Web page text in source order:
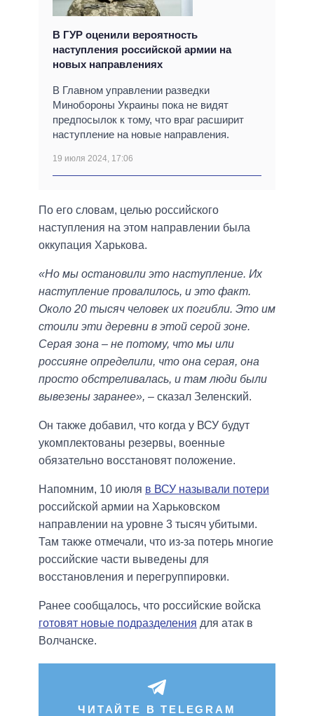
В ГУР оценили вероятность
наступления российской армии на
новых направлениях
В Главном управлении разведки
Минобороны Украины пока не видят
предпосылок к тому, что враг расширит
наступление на новые направления.
19 июля 2024, 17:06
По его словам, целью российского
наступления на этом направлении была
оккупация Харькова.
«Но мы остановили это наступление. Их
наступление провалилось, и это факт.
Около 20 тысяч человек их погибли. Это им
стоили эти деревни в этой серой зоне.
Серая зона – не потому, что мы или
россияне определили, что она серая, она
просто обстреливалась, и там люди были
вывезены заранее», – сказал Зеленский.
Он также добавил, что когда у ВСУ будут
укомплектованы резервы, военные
обязательно восстановят положение.
Напомним, 10 июля в ВСУ называли потери
российской армии на Харьковском
направлении на уровне 3 тысяч убитыми.
Там также отмечали, что из-за потерь многие
российские части выведены для
восстановления и перегруппировки.
Ранее сообщалось, что российские войска
готовят новые подразделения для атак в
Волчанске.
ЧИТАЙТЕ В TELEGRAM